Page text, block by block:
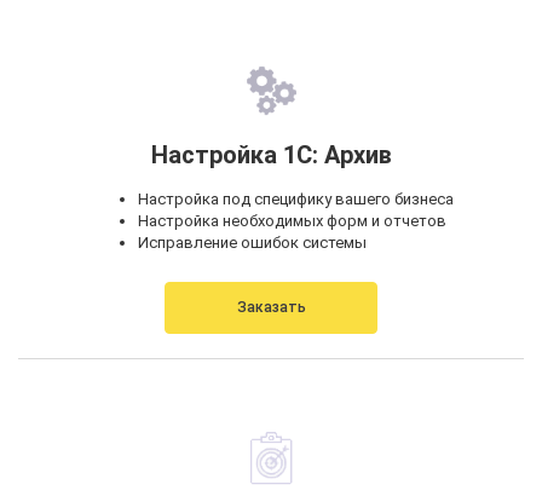
Настройка 1С: Архив
Настройка под специфику вашего бизнеса
Настройка необходимых форм и отчетов
Исправление ошибок системы
Заказать